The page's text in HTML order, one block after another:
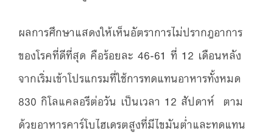
ผลการศึกษาแสดงให้เห็นอัตราการไม่ปรากฎอาการ
ของโรคที่ดีที่สุด คือร้อยละ 46-61 ที่ 12 เดือนหลัง
จากเริ่มเข้าโปรแกรมที่ใช้การทดแทนอาหารทั้งหมด
830 กิโลแคลอรีต่อวัน เป็นเวลา 12 สัปดาห์ ตาม
ด้วยอาหารคาร์โบไฮเดรตสูงที่มีไขมันต่ำและทดแทน